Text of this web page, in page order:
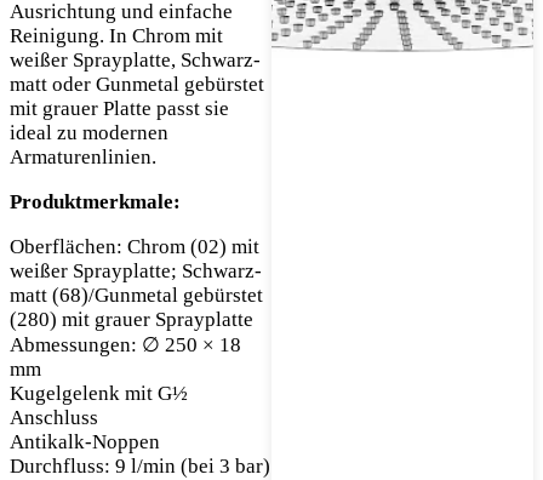
Ausrichtung und einfache
Reinigung. In Chrom mit
weißer Sprayplatte, Schwarz-
matt oder Gunmetal gebürstet
mit grauer Platte passt sie
ideal zu modernen
Armaturenlinien.
Produktmerkmale:
Oberflächen: Chrom (02) mit
weißer Sprayplatte; Schwarz-
matt (68)/Gunmetal gebürstet
(280) mit grauer Sprayplatte
Abmessungen: ∅ 250 × 18
mm
Kugelgelenk mit G½
Anschluss
Antikalk-Noppen
Durchfluss: 9 l/min (bei 3 bar)